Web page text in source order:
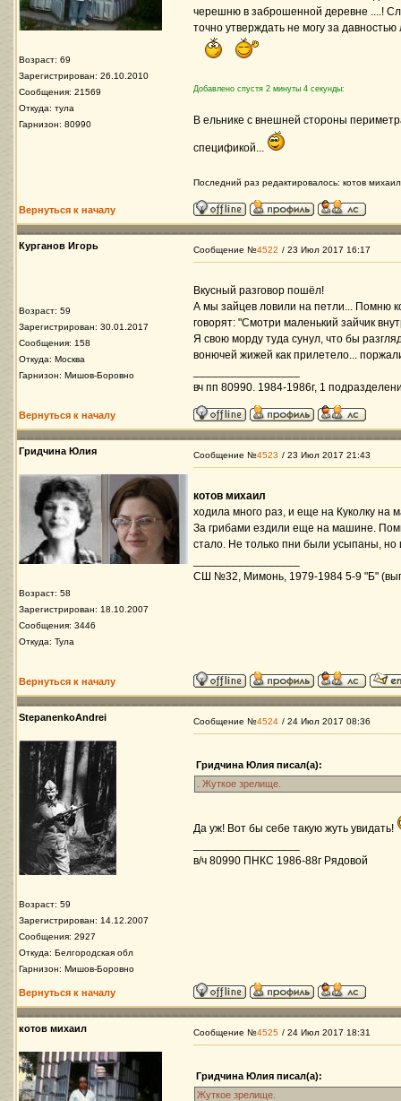
Возраст: 69
Зарегистрирован: 26.10.2010
Сообщения: 21569
Откуда: тула
Гарнизон: 80990
черешню в заброшенной деревне ....!
точно утверждать не могу за давностью
Добавлено спустя 2 минуты 4 секунды:
В ельнике с внешней стороны
спецификой...
Последний раз редактировалось: котов
Вернуться к началу
Курганов Игорь
Возраст: 59
Зарегистрирован: 30.01.2017
Сообщения: 158
Откуда: Москва
Гарнизон: Мишов-Боровно
Сообщение №4522 / 23 Июл 2017 16:17
Вкусный разговор пошёл!
А мы зайцев ловили на петли... Помню
говорят: "Cмотри маленький зайчик
Я свою морду туда сунул, что бы
вонючей жижей как прилетело...
вч пп 80990. 1984-1986г, 1
Вернуться к началу
Гридчина Юлия
Возраст: 58
Зарегистрирован: 18.10.2007
Сообщения: 3446
Откуда: Тула
Сообщение №4523 / 23 Июл 2017 21:43
котов михаил
ходила много раз, и еще на Куколку на
За грибами ездили еще на машине.
стало. Не только пни были усыпаны,
СШ №32, Мимонь, 1979-1984 5-9 "Б"
Вернуться к началу
StepanenkoAndrei
Возраст: 59
Зарегистрирован: 14.12.2007
Сообщения: 2927
Откуда: Белгородская обл
Гарнизон: Мишов-Боровно
Сообщение №4524 / 24 Июл 2017 08:36
Гридчина Юлия писал(а):
. Жуткое зрелище.
Да уж! Вот бы себе такую жуть увидать!
в/ч 80990 ПНКС 1986-88г Рядовой
Вернуться к началу
котов михаил Сообщение №4525 / 24 Июл 2017 18:31
Гридчина Юлия писал(а):
Жуткое зрелище.